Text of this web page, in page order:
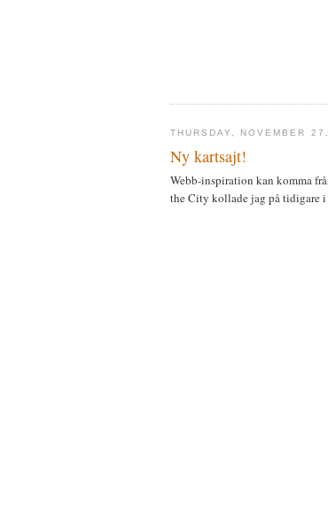
THURSDAY, NOVEMBER
Ny kartsajt!
Webb-inspiration kan komma
the City kollade jag på tidigare i